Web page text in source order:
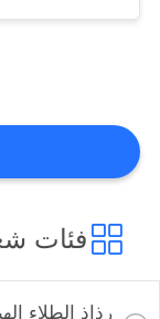
المعمل
الجودةفئات
رذاذ الطلاء